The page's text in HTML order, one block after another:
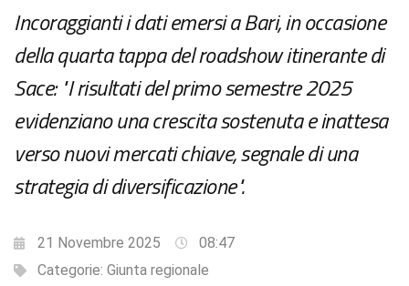
Incoraggianti i dati emersi a Bari, in occasione
della quarta tappa del roadshow itinerante di
Sace: "I risultati del primo semestre 2025
evidenziano una crescita sostenuta e inattesa
verso nuovi mercati chiave, segnale di una
strategia di diversificazione".
21 Novembre 2025
08:47
Categorie: Giunta regionale